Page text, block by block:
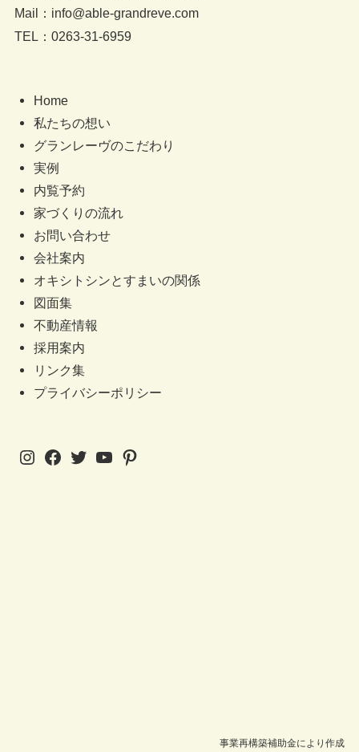
Mail：info@able-grandreve.com
TEL：0263-31-6959
Home
私たちの想い
グランレーヴのこだわり
実例
内覧予約
家づくりの流れ
お問い合わせ
会社案内
オキシトシンとすまいの関係
図面集
不動産情報
採用案内
リンク集
プライバシーポリシー
Instagram
Facebook
Twitter
YouTube
Pinterest
事業再構築補助金により作成